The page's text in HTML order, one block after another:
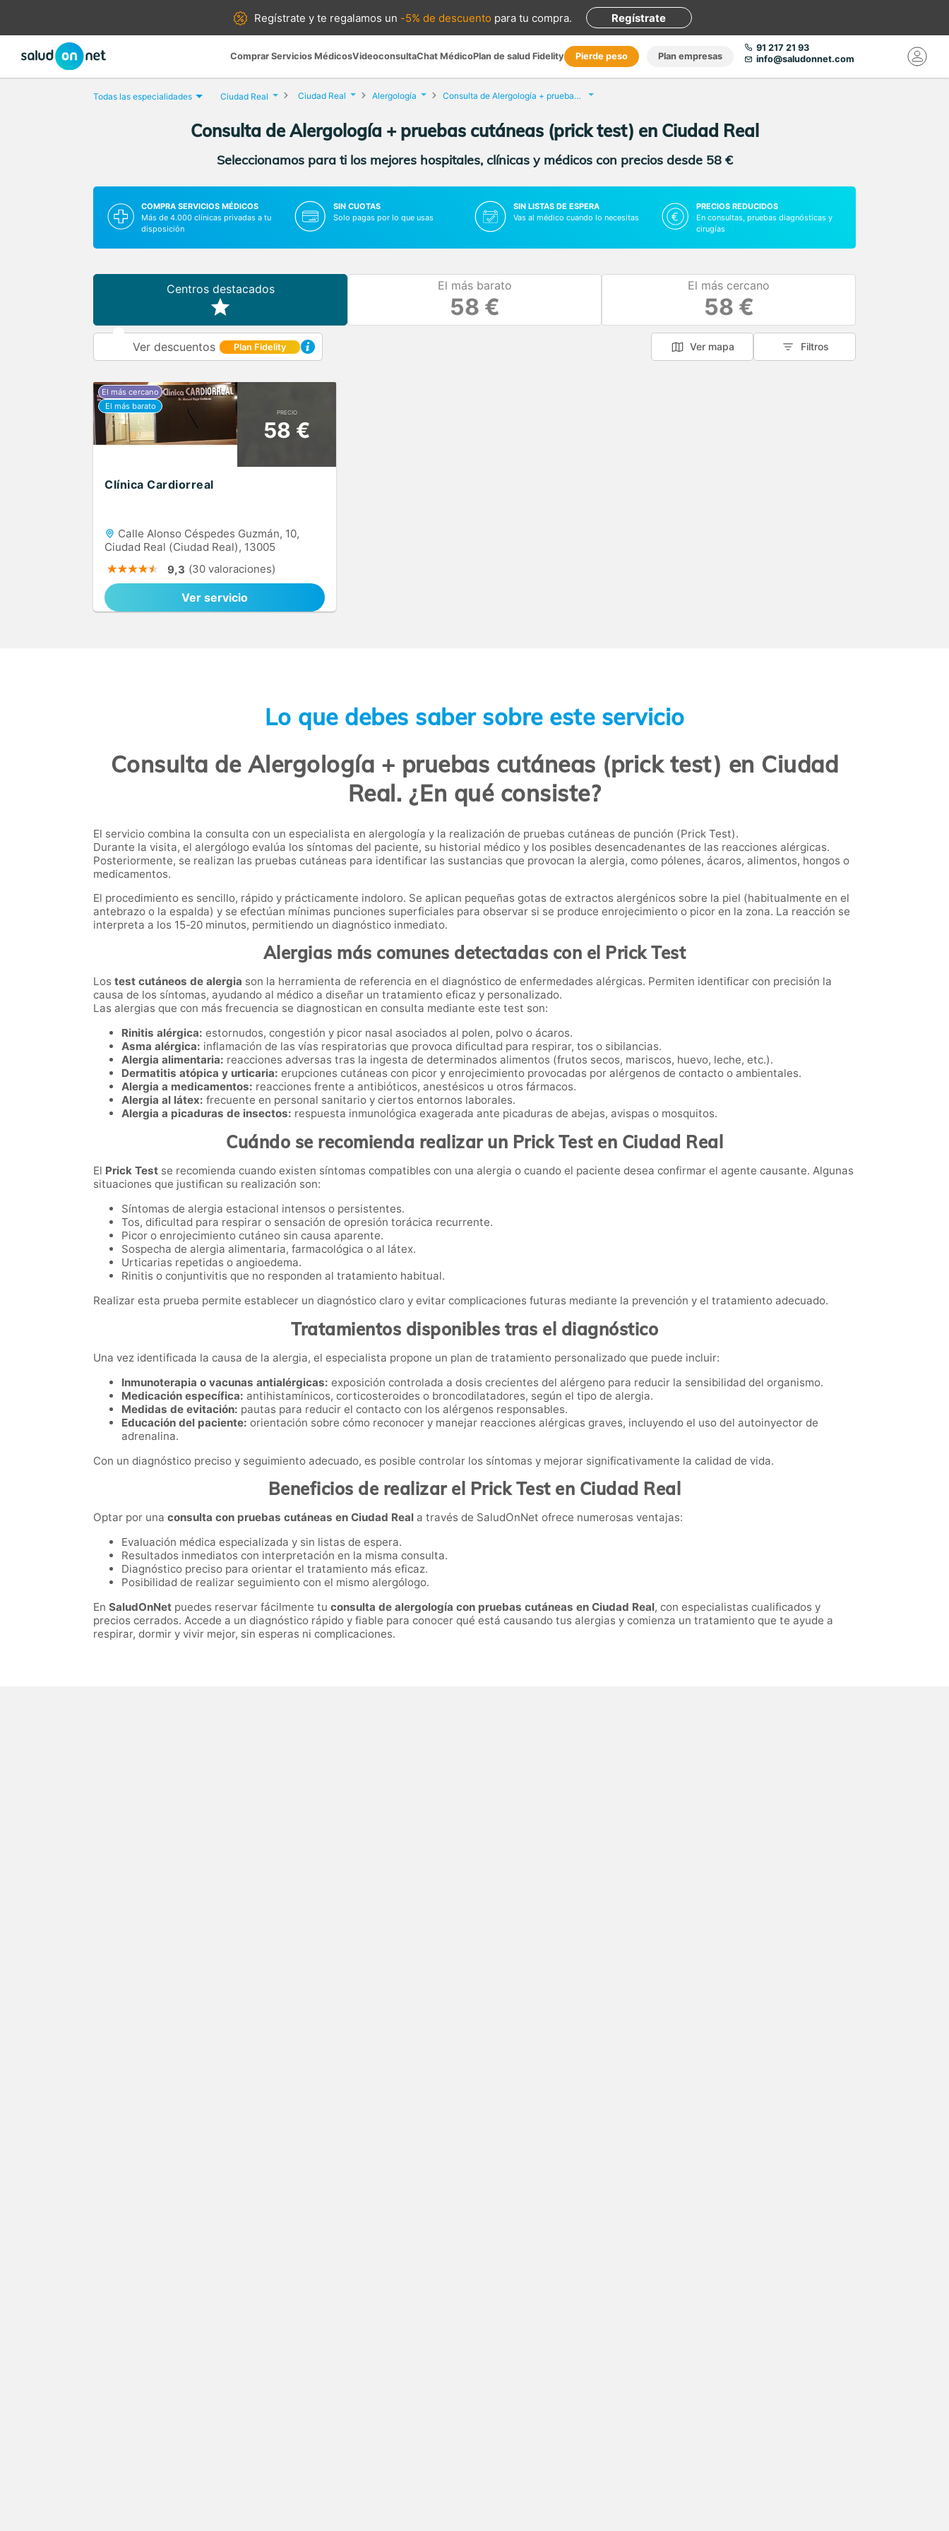
Regístrate yte regalamos un -5% de descuento para tu compra. Regístrate
Comprar Servicios MédicosVideoconsultaChat MédicoPlan de salud Fidelity Pierde peso Plan empresas
91 217 21 93
info@saludonnet.com
Todas las especialidades Ciudad Real Ciudad Real Alergología Consulta de Alergología + pruebas cutáneas (prick test)
Consulta de Alergología + pruebas cutáneas (prick test) en Ciudad Real
Seleccionamos para ti los mejores hospitales, clínicas y médicos con precios desde 58 €
COMPRA SERVICIOS MÉDICOS
Más de 4.000 clínicas privadas a tu
disposición
SIN CUOTAS
Solo pagas por lo que usas
SIN LISTAS DE ESPERA
Vas al médico cuando lo necesitas
PRECIOS REDUCIDOS
En consultas, pruebas diagnósticas y
cirugías
Centros destacados El más barato
58 €
El más cercano
58 €
Ver descuentos Plan Fidelity Ver mapa Filtros
PRECIO
58 €
Clínica Cardiorreal
Calle Alonso Céspedes Guzmán, 10,
Ciudad Real (Ciudad Real), 13005
9,3 (30 valoraciones)
Ver servicio
Lo que debes saber sobre este servicio
Consulta de Alergología + pruebas cutáneas (prick test) en Ciudad
Real. ¿En qué consiste?
El servicio combina la consulta con un especialista en alergología y la realización de pruebas cutáneas de punción (Prick Test).
Durante la visita, el alergólogo evalúa los síntomas del paciente, su historial médico y los posibles desencadenantes de las reacciones alérgicas.
Posteriormente, se realizan las pruebas cutáneas para identificar las sustancias que provocan la alergia, como pólenes, ácaros, alimentos, hongos o
medicamentos.
El procedimiento es sencillo, rápido y prácticamente indoloro. Se aplican pequeñas gotas de extractos alergénicos sobre la piel (habitualmente en el
antebrazo o la espalda) y se efectúan mínimas punciones superficiales para observar si se produce enrojecimiento o picor en la zona. La reacción se
interpreta a los 15-20 minutos, permitiendo un diagnóstico inmediato.
Alergias más comunes detectadas con el Prick Test
Los test cutáneos de alergia son la herramienta de referencia en el diagnóstico de enfermedades alérgicas. Permiten identificar con precisión la
causa de los síntomas, ayudando al médico a diseñar un tratamiento eficaz y personalizado.
Las alergias que con más frecuencia se diagnostican en consulta mediante este test son:
Rinitis alérgica: estornudos, congestión y picor nasal asociados al polen, polvo o ácaros.
Asma alérgica: inflamación de las vías respiratorias que provoca dificultad para respirar, tos o sibilancias.
Alergia alimentaria: reacciones adversas tras la ingesta de determinados alimentos (frutos secos, mariscos, huevo, leche, etc.).
Dermatitis atópica y urticaria: erupciones cutáneas con picor y enrojecimiento provocadas por alérgenos de contacto o ambientales.
Alergia a medicamentos: reacciones frente a antibióticos, anestésicos u otros fármacos.
Alergia al látex: frecuente en personal sanitario y ciertos entornos laborales.
Alergia a picaduras de insectos: respuesta inmunológica exagerada ante picaduras de abejas, avispas o mosquitos.
Cuándo se recomienda realizar un Prick Test en Ciudad Real
El Prick Test se recomienda cuando existen síntomas compatibles con una alergia o cuando el paciente desea confirmar el agente causante. Algunas
situaciones que justifican su realización son:
Síntomas de alergia estacional intensos o persistentes.
Tos, dificultad para respirar o sensación de opresión torácica recurrente.
Picor o enrojecimiento cutáneo sin causa aparente.
Sospecha de alergia alimentaria, farmacológica o al látex.
Urticarias repetidas o angioedema.
Rinitis o conjuntivitis que no responden al tratamiento habitual.
Realizar esta prueba permite establecer un diagnóstico claro y evitar complicaciones futuras mediante la prevención y el tratamiento adecuado.
Tratamientos disponibles tras el diagnóstico
Una vez identificada la causa de la alergia, el especialista propone un plan de tratamiento personalizado que puede incluir:
Inmunoterapia o vacunas antialérgicas: exposición controlada a dosis crecientes del alérgeno para reducir la sensibilidad del organismo.
Medicación específica: antihistamínicos, corticosteroides o broncodilatadores, según el tipo de alergia.
Medidas de evitación: pautas para reducir el contacto con los alérgenos responsables.
Educación del paciente: orientación sobre cómo reconocer y manejar reacciones alérgicas graves, incluyendo el uso del autoinyector de
adrenalina.
Con un diagnóstico preciso y seguimiento adecuado, es posible controlar los síntomas y mejorar significativamente la calidad de vida.
Beneficios de realizar el Prick Test en Ciudad Real
Optar por una consulta con pruebas cutáneas en Ciudad Real a través de SaludOnNet ofrece numerosas ventajas:
Evaluación médica especializada y sin listas de espera.
Resultados inmediatos con interpretación en la misma consulta.
Diagnóstico preciso para orientar el tratamiento más eficaz.
Posibilidad de realizar seguimiento con el mismo alergólogo.
En SaludOnNet puedes reservar fácilmente tu consulta de alergología con pruebas cutáneas en Ciudad Real, con especialistas cualificados y
precios cerrados. Accede a un diagnóstico rápido y fiable para conocer qué está causando tus alergias y comienza un tratamiento que te ayude a
respirar, dormir y vivir mejor, sin esperas ni complicaciones.